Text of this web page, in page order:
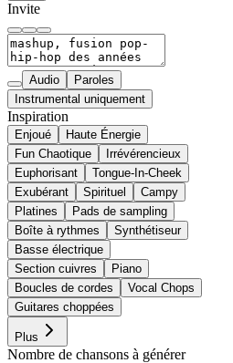
Invite
Audio
Paroles
Instrumental uniquement
Inspiration
Enjoué
Haute Énergie
Fun Chaotique
Irrévérencieux
Euphorisant
Tongue-In-Cheek
Exubérant
Spirituel
Campy
Platines
Pads de sampling
Boîte à rythmes
Synthétiseur
Basse électrique
Section cuivres
Piano
Boucles de cordes
Vocal Chops
Guitares choppées
Plus
Nombre de chansons à générer